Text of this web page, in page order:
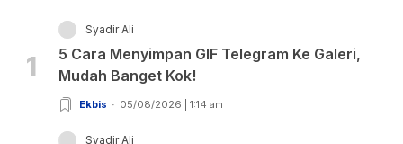
1
Syadir Ali
5 Cara Menyimpan GIF Telegram Ke Galeri,
Mudah Banget Kok!
Ekbis 05/08/2026 | 1:14 am
Syadir Ali